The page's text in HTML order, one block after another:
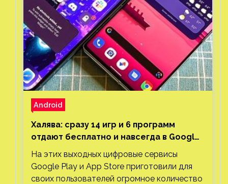
Android
Халява: сразу 14 игр и 6 программ
отдают бесплатно и навсегда в Google
Play и App Store. Есть проект с 1 млн
загрузок
На этих выходных цифровые сервисы
Google Play и App Store приготовили для
своих пользователей огромное количество